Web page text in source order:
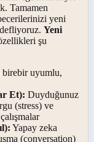
Tamamen
yeni
Yeni
şu
birebir uyumlu,
Et): Duyduğunuz
(stress) ve
Yapay zeka
(conversation)